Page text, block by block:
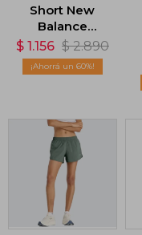
Short New
Balance
Impact Run
3in - Negro
$ 1.156 $ 2.890
60